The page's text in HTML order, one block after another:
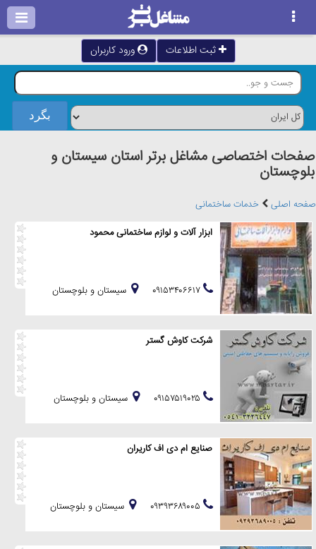
ثبت اطلاعات ورود کاربران
صفحات اختصاصی مشاغل برتر استان سيستان و
بلوچستان
صفحه اصلی
خدمات ساختمانی
ابزار آلات و لوازم ساختمانی محمود
سيستان و بلوچستان
شرکت کاوش گستر
سيستان و بلوچستان
صنایع ام دی اف کاریران
سيستان و بلوچستان